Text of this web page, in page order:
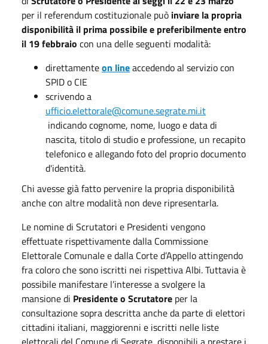
per il referendum costituzionale può inviare la propria
disponibilità il prima possibile e preferibilmente entro
il 19 febbraio con una delle seguenti modalità:
direttamenteon lineaccedendo al servizio con
SPID o CIE
scrivendo a
ufficio.elettorale@comune.segrate.mi.it
indicando cognome, nome, luogo e data di
nascita, titolo di studio e professione, un recapito
telefonico e allegando foto del proprio documento
d'identità.
Chi avesse già fatto pervenire la propria disponibilità
anche con altre modalità non deve ripresentarla.
Le nomine di Scrutatori e Presidenti vengono
effettuate rispettivamente dalla Commissione
Elettorale Comunale e dalla Corte d’Appello attingendo
fra coloro che sono iscritti nei rispettiva Albi. Tuttavia è
possibile manifestare l’interesse a svolgere la
mansione di Presidente o Scrutatore per la
consultazione sopra descritta anche da parte di elettori
cittadini italiani, maggiorenni e iscritti nelle liste